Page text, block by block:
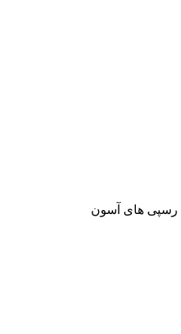
رسپی های آسون